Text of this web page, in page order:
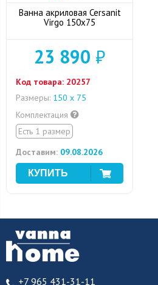
Ванна акриловая Cersanit
Virgo 150x75
23 890 ₽
Код товара: 20257
Размеры: 150 х 75
Комплектация
Есть 1 размер
Доставим: 09.08.2026
+7 965 431-31-11